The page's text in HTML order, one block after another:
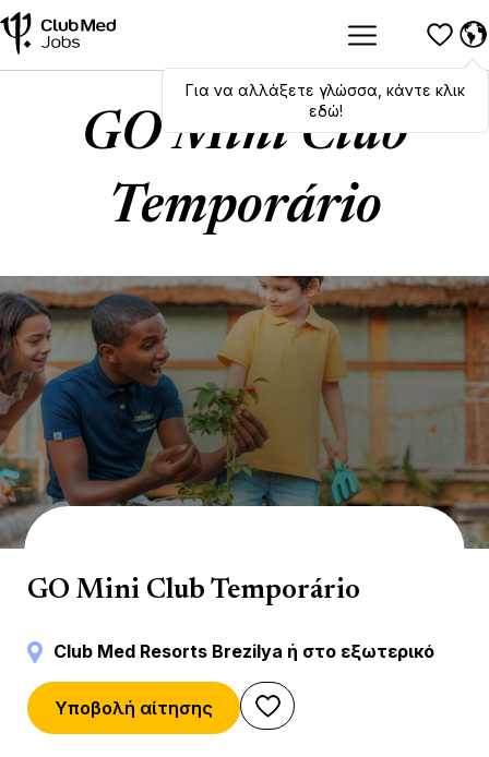
Hola,bonjour ,ciao! To switch
languages, click here!
Για να αλλάξετε γλώσσα, κάντε κλικ
εδώ!
GO Mini Club
Temporário
Mini Club
GO Mini Club Temporário
Club Med Resorts Brezilya ή στο εξωτερικό
Υποβολή αίτησης